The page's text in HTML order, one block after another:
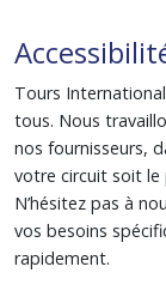
Tours
tous. Nous
nos fournisseurs,
votre circuit soit le
N’hésitez pas à
vos besoins
rapidement.